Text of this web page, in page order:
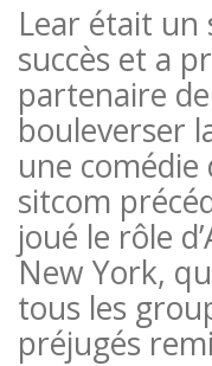
Lear était un
succès et a
partenaire
bouleverser
une
sitcom
joué le rôle
New York,
tous les
préjugés